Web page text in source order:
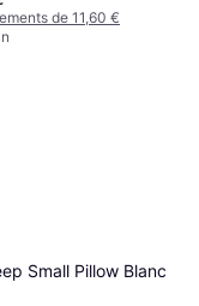
de 11,60 €
Small Pillow Blanc